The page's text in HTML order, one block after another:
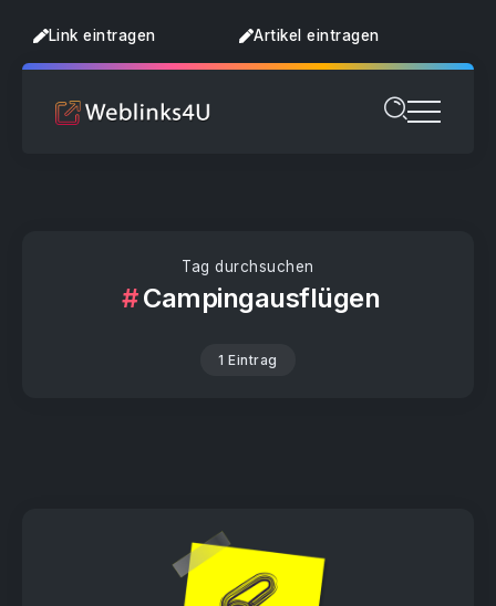
Link eintragen Artikel eintragen
Tag durchsuchen
Campingausflügen
1 Eintrag